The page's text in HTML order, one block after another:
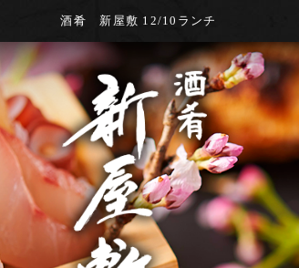
酒肴 新屋敷 12/10ランチ